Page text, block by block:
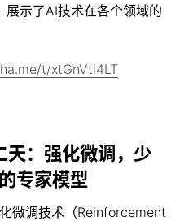
示了AI技术在各个领域的
t/xtGnVti4LT
天：强化微调，少
专家模型
微调技术（Reinforcement